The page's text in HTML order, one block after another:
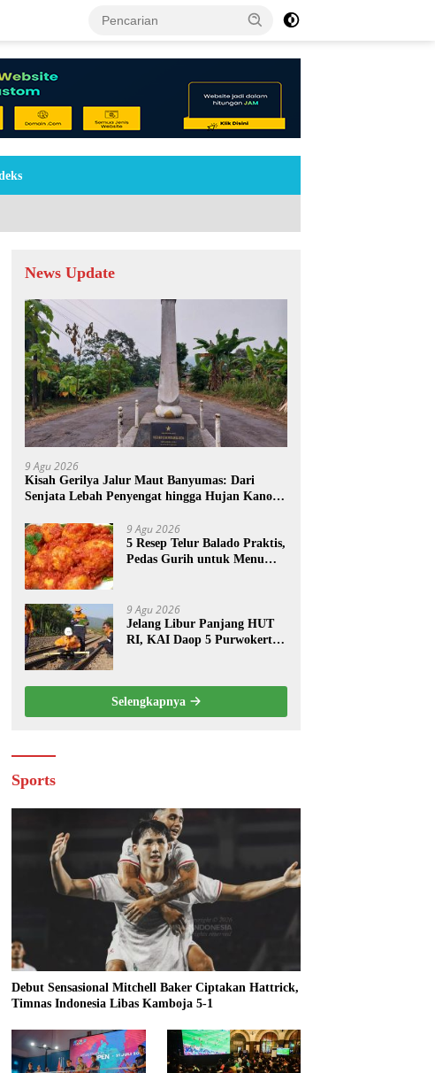
News Update
9 Agu 2026
Kisah Gerilya Jalur Maut Banyumas: Dari
Senjata Lebah Penyengat hingga Hujan Kanon
9 Agu 2026
5 Resep Telur Balado Praktis,
Pedas Gurih untuk Menu
9 Agu 2026
Jelang Libur Panjang HUT
RI, KAI Daop 5 Purwokerto
Selengkapnya
Sports
Debut Sensasional Mitchell Baker Ciptakan Hattrick,
Timnas Indonesia Libas Kamboja 5-1